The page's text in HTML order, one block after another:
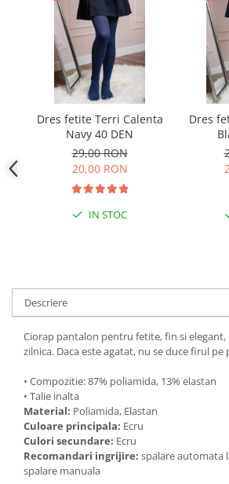
Dres fetite Terri Calenta
Navy 40 DEN
29,00 RON
20,00 RON
IN STOC
Dres
Descriere
Ciorap pantalon pentru fetite, fin si
zilnica. Daca este agatat, nu se duce firul pe
• Compozitie: 87% poliamida, 13% elastan
• Talie inalta
Material: Poliamida, Elastan
Culoare principala: Ecru
Culori secundare: Ecru
Recomandari ingrijire: spalare automata
spalare manuala